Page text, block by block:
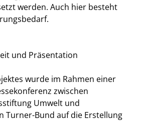
werden. Auch hier besteht
und Präsentation
wurde im Rahmen einer
zwischen
Umwelt und
Turner-Bund auf die Erstellung